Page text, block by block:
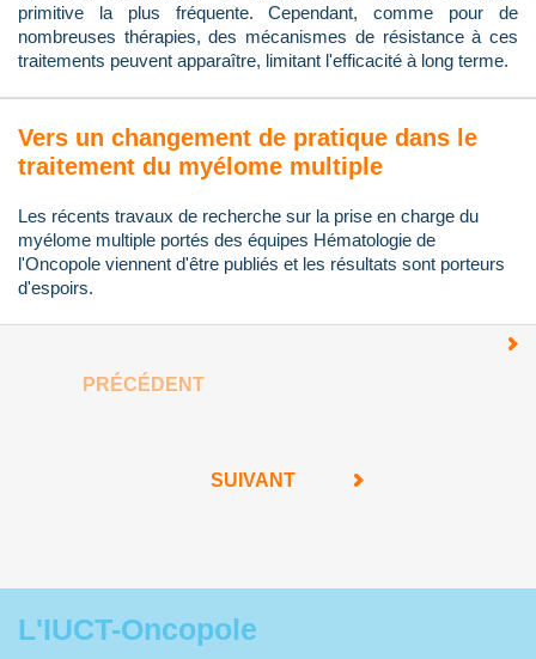
primitive la plus fréquente. Cependant, comme pour de
nombreuses thérapies, des mécanismes de résistance à ces
traitements peuvent apparaître, limitant l'efficacité à long terme.
Vers un changement de pratique dans le
traitement du myélome multiple
Les récents travaux de recherche sur la prise en charge du
myélome multiple portés des équipes Hématologie de
l'Oncopole viennent d'être publiés et les résultats sont porteurs
d'espoirs.
PRÉCÉDENT
SUIVANT
L'IUCT-Oncopole